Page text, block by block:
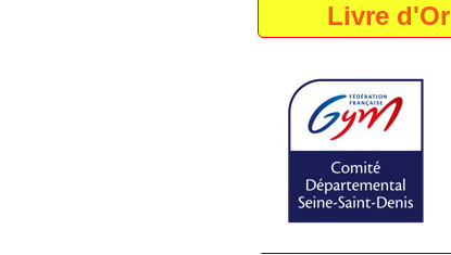
Livre d'Or